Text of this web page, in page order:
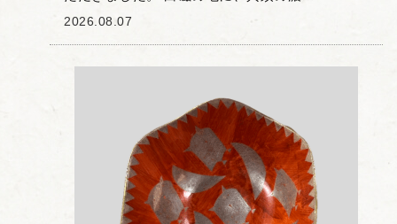
を用いて唐子の姿が描かれた作品です。
2026.08.07